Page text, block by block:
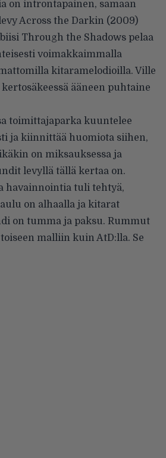
on introntapainen, samaan
Across the Darkin (2009)
Through the Shadows pelaa
voimakkaimmalla
kitaramelodioilla. Ville
ääneen puhtaine
toimittajaparka kuuntelee
ja kiinnittää huomiota siihen,
on miksauksessa ja
levyllä tällä kertaa on.
havainnointia tuli tehtyä,
on alhaalla ja kitarat
on tumma ja paksu. Rummut
malliin kuin AtD:lla. Se